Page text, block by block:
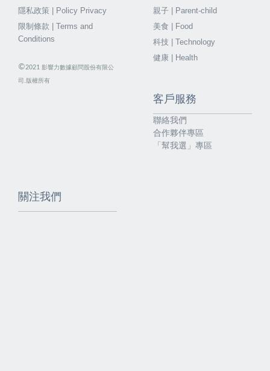
隱私政策 | Policy Privacy
限制條款 | Terms and
Conditions
©2021 影響力數據顧問股份有限公
司.版權所有
親子 | Parent-child
美食 | Food
科技 | Technology
健康 | Health
客戶服務
聯絡我們
合作夥伴專區
「幫我選」專區
關注我們